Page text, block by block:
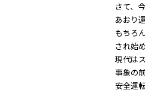
さて、
あおり
もちろ
され始
現代は
事象の
安全運